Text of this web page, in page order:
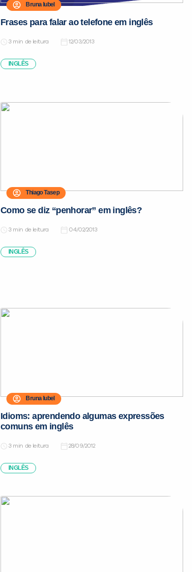
Bruna Iubel
Frases para falar ao telefone em inglês
de leitura 12/03/2013
INGLÊS
Thiago Tasep
Como se diz “penhorar” em inglês?
de leitura 04/02/2013
INGLÊS
Bruna Iubel
Idioms: aprendendo algumas expressões
comuns em inglês
de leitura 28/09/2012
INGLÊS